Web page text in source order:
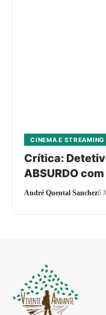
CINEMA E STREAMING
Crítica:
ABSURDO
André Quental Sanchez6